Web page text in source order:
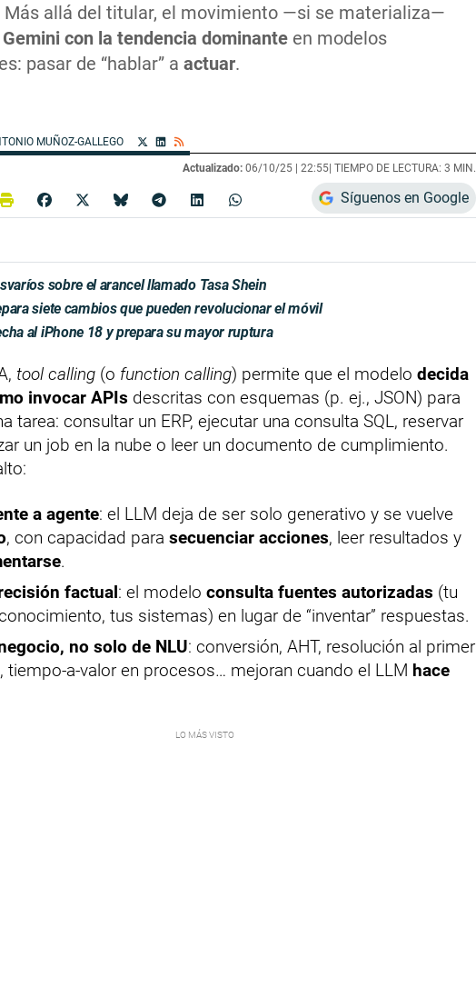
Más allá del titular, el movimiento —si se materializa—
con la tendencia dominante en modelos
pasar de “hablar” a actuar.
MUÑOZ-GALLEGO
Actualizado: 06/10/25 | 22:55| TIEMPO DE LECTURA: 3 MIN.
Síguenos en Google
sobre el arancel llamado Tasa Shein
siete cambios que pueden revolucionar el móvil
al iPhone 18 y prepara su mayor ruptura
tool calling (o function calling) permite que el modelo decida
invocar APIs descritas con esquemas (p. ej., JSON) para
tarea: consultar un ERP, ejecutar una consulta SQL, reservar
un job en la nube o leer un documento de cumplimiento.
a agente: el LLM deja de ser solo generativo y se vuelve
, con capacidad para secuenciar acciones, leer resultados y
.
factual: el modelo consulta fuentes autorizadas (tu
tus sistemas) en lugar de “inventar” respuestas.
no solo de NLU: conversión, AHT, resolución al primer
tiempo-a-valor en procesos… mejoran cuando el LLM hace